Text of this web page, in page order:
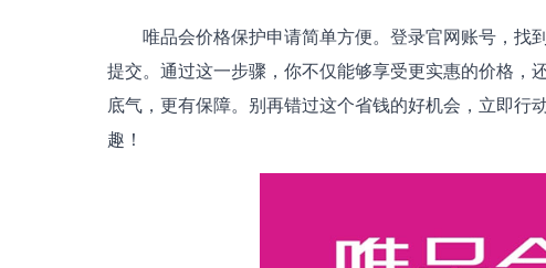
唯品会价格保护申请简单方便。登录官网账号，找
提交。通过这一步骤，你不仅能够享受更实惠的价格，
底气，更有保障。别再错过这个省钱的好机会，立即
趣！